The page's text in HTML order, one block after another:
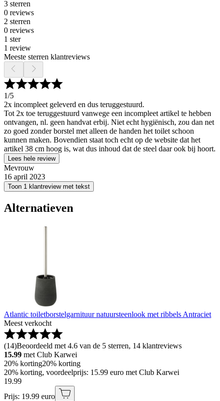
3 sterren
0 reviews
2 sterren
0 reviews
1 ster
1 review
Meeste sterren klantreviews
1/5
2x incompleet geleverd en dus teruggestuurd.
Tot 2x toe teruggestuurd vanwege een incompleet artikel te hebben
ontvangen, nl. geen handvat erbij. Niet echt hygiënisch, zou dan net
zo goed zonder borstel met alleen de handen het toilet schoon
kunnen maken. Bovendien staat toch echt op de website dat het
artikel 38 cm hoog is, wat dus inhoud dat de steel daar ook bij hoort.
Lees hele review
Mevrouw
16 april 2023
Toon 1 klantreview met tekst
Alternatieven
Atlantic toiletborstelgarnituur natuursteenlook met ribbels Antraciet
Meest verkocht
(14)Beoordeeld met 4.6 van de 5 sterren, 14 klantreviews
15.99 met Club Karwei
20% korting20% korting
20% korting, voordeelprijs: 15.99 euro met Club Karwei
19.99
Prijs: 19.99 euro